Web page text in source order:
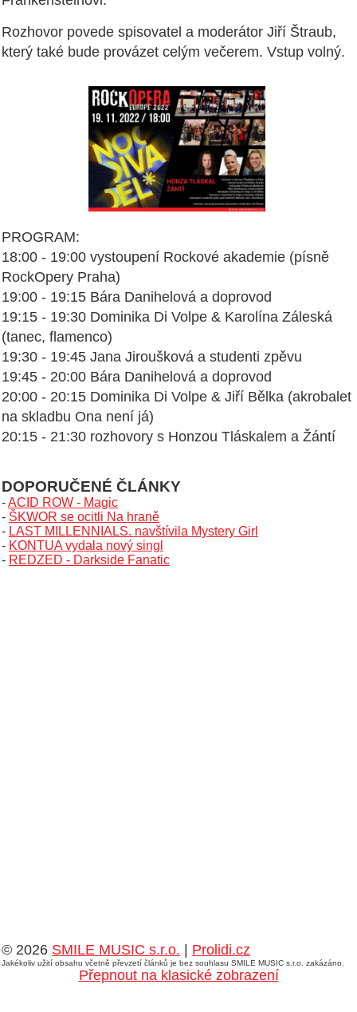
Rozhovor povede spisovatel a moderátor Jiří Štraub,
který také bude provázet celým večerem. Vstup volný.
PROGRAM:
18:00 - 19:00 vystoupení Rockové akademie (písně
RockOpery Praha)
19:00 - 19:15 Bára Danihelová a doprovod
19:15 - 19:30 Dominika Di Volpe & Karolína Záleská
(tanec, flamenco)
19:30 - 19:45 Jana Jiroušková a studenti zpěvu
19:45 - 20:00 Bára Danihelová a doprovod
20:00 - 20:15 Dominika Di Volpe & Jiří Bělka (akrobalet
na skladbu Ona není já)
20:15 - 21:30 rozhovory s Honzou Tláskalem a Žántí
DOPORUČENÉ ČLÁNKY
-ACID ROW - Magic
- ŠKWOR se ocitli Na hraně
- LAST MILLENNIALS. navštívila Mystery Girl
- KONTUA vydala nový singl
- REDZED - Darkside Fanatic
© 2026 SMILE MUSIC s.r.o. | Prolidi.cz
Jakékoliv užití obsahu včetně převzetí článků je bez souhlasu SMILE MUSIC s.r.o. zakázáno.
Přepnout na klasické zobrazení